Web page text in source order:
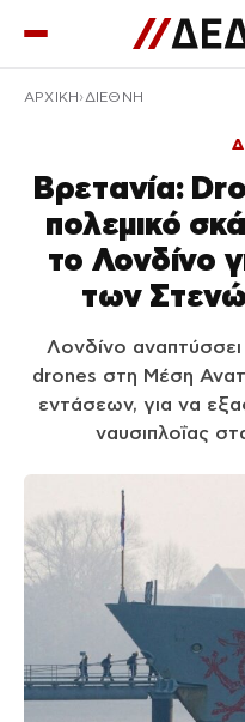
ΑΡΧΙΚΉ ΔΙΕΘΝΗ
Βρετανία:
πολεμικό
το Λονδίνο
των
Λονδίνο
drones στη Μέση
εντάσεων, για να
ναυσιπλοΐας